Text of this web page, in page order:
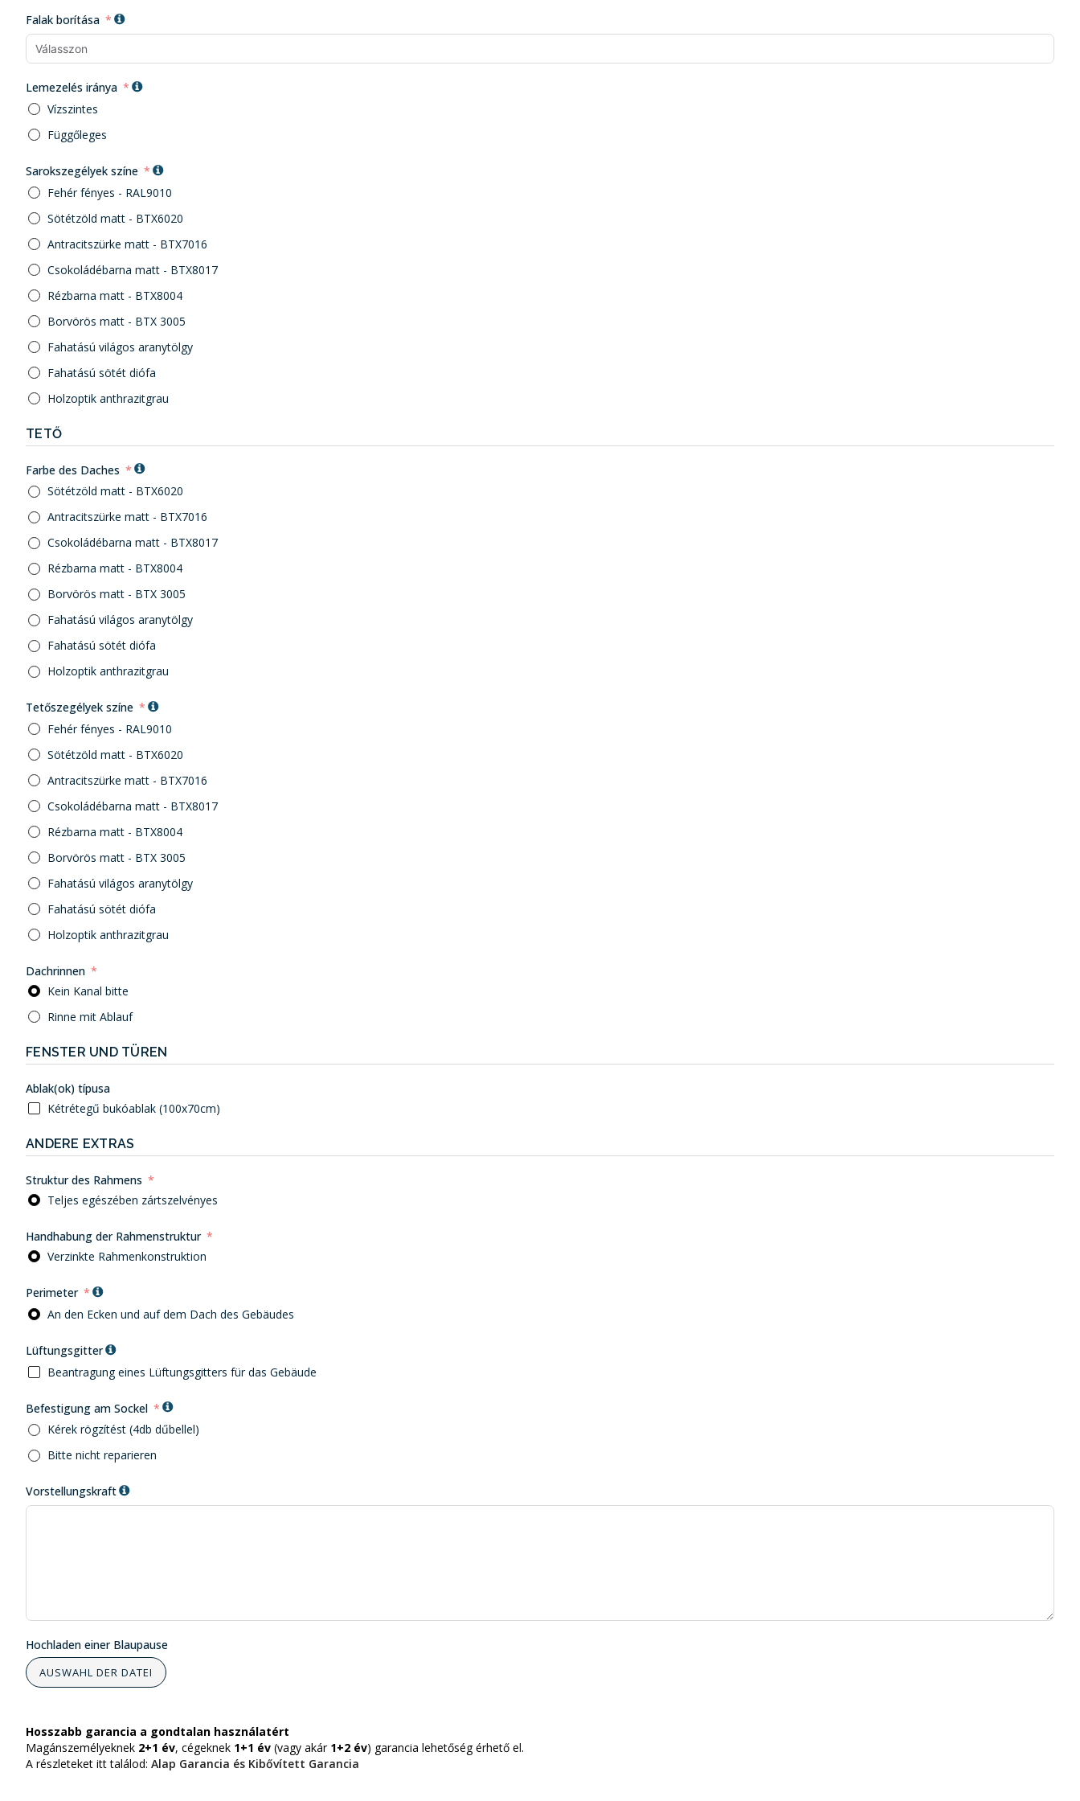
Falak borítása
Lemezelés iránya
Vízszintes
Függőleges
Sarokszegélyek színe
Fehér fényes - RAL9010
Sötétzöld matt - BTX6020
Antracitszürke matt - BTX7016
Csokoládébarna matt - BTX8017
Rézbarna matt - BTX8004
Borvörös matt - BTX 3005
Fahatású világos aranytölgy
Fahatású sötét diófa
Holzoptik anthrazitgrau
TETŐ
Farbe des Daches
Sötétzöld matt - BTX6020
Antracitszürke matt - BTX7016
Csokoládébarna matt - BTX8017
Rézbarna matt - BTX8004
Borvörös matt - BTX 3005
Fahatású világos aranytölgy
Fahatású sötét diófa
Holzoptik anthrazitgrau
Tetőszegélyek színe
Fehér fényes - RAL9010
Sötétzöld matt - BTX6020
Antracitszürke matt - BTX7016
Csokoládébarna matt - BTX8017
Rézbarna matt - BTX8004
Borvörös matt - BTX 3005
Fahatású világos aranytölgy
Fahatású sötét diófa
Holzoptik anthrazitgrau
Dachrinnen
Kein Kanal bitte
Rinne mit Ablauf
FENSTER UND TÜREN
Ablak(ok) típusa
Kétrétegű bukóablak (100x70cm)
ANDERE EXTRAS
Struktur des Rahmens
Teljes egészében zártszelvényes
Handhabung der Rahmenstruktur
Verzinkte Rahmenkonstruktion
Perimeter
An den Ecken und auf dem Dach des Gebäudes
Lüftungsgitter
Beantragung eines Lüftungsgitters für das Gebäude
Befestigung am Sockel
Kérek rögzítést (4db dűbellel)
Bitte nicht reparieren
Vorstellungskraft
Hochladen einer Blaupause
AUSWAHL DER DATEI
Hosszabb garancia a gondtalan használatért
Magánszemélyeknek 2+1 év, cégeknek 1+1 év (vagy akár 1+2 év) garancia lehetőség érhető el.
A részleteket itt találod: Alap Garancia és Kibővített Garancia